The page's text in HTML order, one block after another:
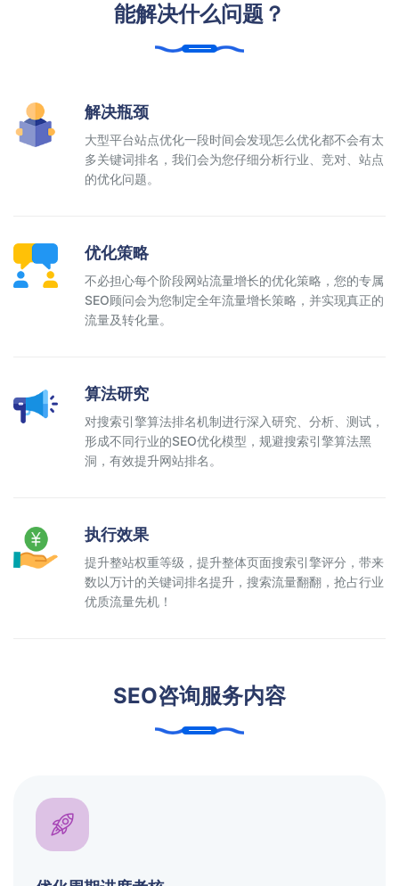
能解决什么问题？
解决瓶颈
大型平台站点优化一段时间会发现怎么优化都不会有太
多关键词排名，我们会为您仔细分析行业、竞对、站点
的优化问题。
优化策略
不必担心每个阶段网站流量增长的优化策略，您的专属
SEO顾问会为您制定全年流量增长策略，并实现真正的
流量及转化量。
算法研究
对搜索引擎算法排名机制进行深入研究、分析、测试，
形成不同行业的SEO优化模型，规避搜索引擎算法黑
洞，有效提升网站排名。
执行效果
提升整站权重等级，提升整体页面搜索引擎评分，带来
数以万计的关键词排名提升，搜索流量翻翻，抢占行业
优质流量先机！
SEO咨询服务内容